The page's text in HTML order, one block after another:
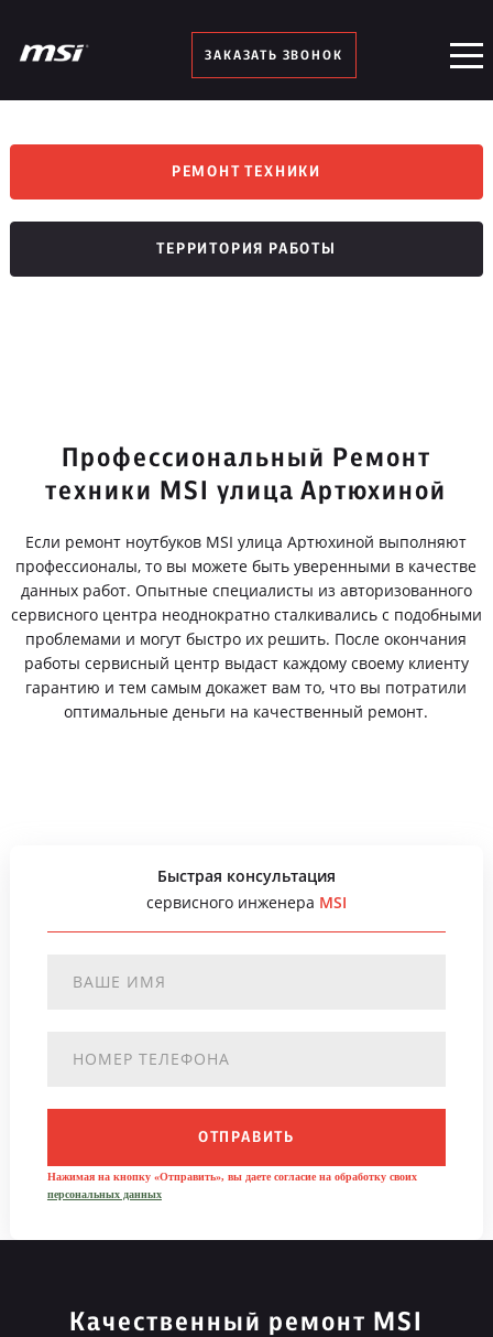
ЗАКАЗАТЬ ЗВОНОК
РЕМОНТ ТЕХНИКИ
ТЕРРИТОРИЯ РАБОТЫ
Профессиональный Ремонт
техники MSI улица Артюхиной
Если ремонт ноутбуков MSI улица Артюхиной выполняют
профессионалы, то вы можете быть уверенными в качестве
данных работ. Опытные специалисты из авторизованного
сервисного центра неоднократно сталкивались с подобными
проблемами и могут быстро их решить. После окончания
работы сервисный центр выдаст каждому своему клиенту
гарантию и тем самым докажет вам то, что вы потратили
оптимальные деньги на качественный ремонт.
Быстрая консультация
сервисного инженера MSI
ОТПРАВИТЬ
Нажимая на кнопку «Отправить», вы даете согласие на обработку своих
персональных данных
Качественный ремонт MSI